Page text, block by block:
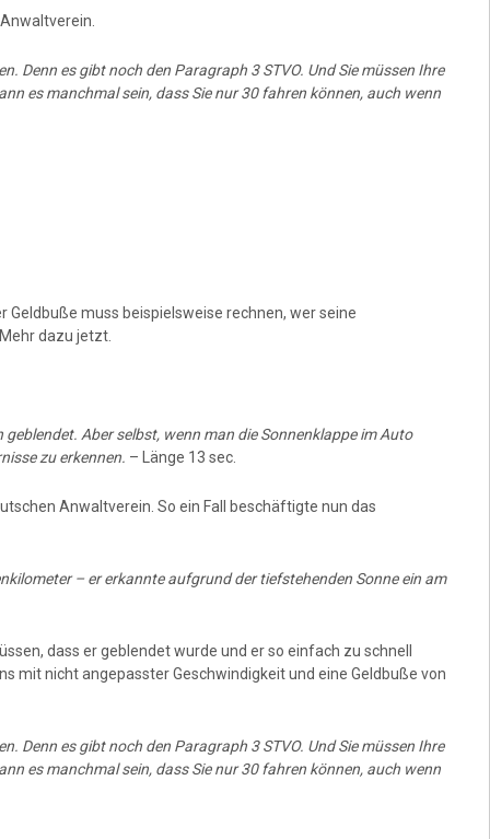
Denn es gibt noch den Paragraph 3 STVO. Und Sie müssen Ihre
es manchmal sein, dass Sie nur 30 fahren können, auch wenn
muss beispielsweise rechnen, wer seine
dazu jetzt.
Aber selbst, wenn man die Sonnenklappe im Auto
zu erkennen. – Länge 13 sec.
Anwaltverein. So ein Fall beschäftigte nun das
– er erkannte aufgrund der tiefstehenden Sonne ein am
dass er geblendet wurde und er so einfach zu schnell
mit nicht angepasster Geschwindigkeit und eine Geldbuße von
Denn es gibt noch den Paragraph 3 STVO. Und Sie müssen Ihre
es manchmal sein, dass Sie nur 30 fahren können, auch wenn